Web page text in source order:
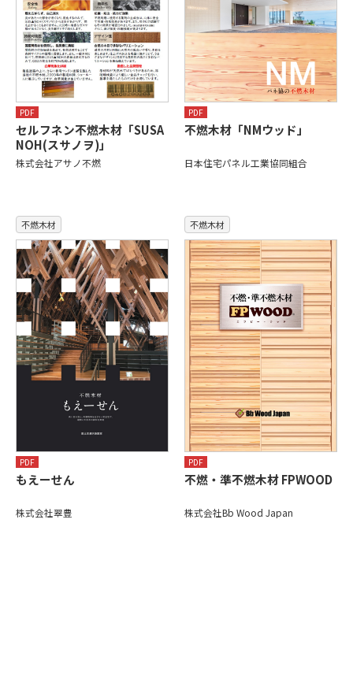
PDF
セルフネン不燃木材「SUSA
NOH(スサノヲ)」
株式会社アサノ不燃
PDF
不燃木材「NMウッド」
日本住宅パネル工業協同組合
不燃木材
PDF
もえーせん
株式会社翠豊
不燃木材
PDF
不燃・準不燃木材 FPWOOD
株式会社Bb Wood Japan